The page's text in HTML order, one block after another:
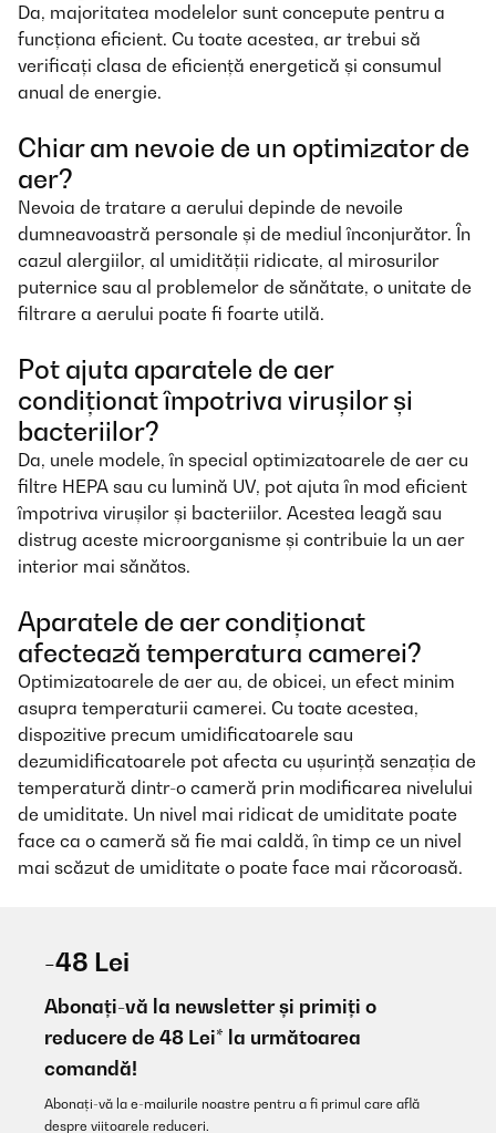
Da, majoritatea modelelor sunt concepute pentru a
funcționa eficient. Cu toate acestea, ar trebui să
verificați clasa de eficiență energetică și consumul
anual de energie.
Chiar am nevoie de un optimizator de
aer?
Nevoia de tratare a aerului depinde de nevoile
dumneavoastră personale și de mediul înconjurător. În
cazul alergiilor, al umidității ridicate, al mirosurilor
puternice sau al problemelor de sănătate, o unitate de
filtrare a aerului poate fi foarte utilă.
Pot ajuta aparatele de aer
condiționat împotriva virușilor și
bacteriilor?
Da, unele modele, în special optimizatoarele de aer cu
filtre HEPA sau cu lumină UV, pot ajuta în mod eficient
împotriva virușilor și bacteriilor. Acestea leagă sau
distrug aceste microorganisme și contribuie la un aer
interior mai sănătos.
Aparatele de aer condiționat
afectează temperatura camerei?
Optimizatoarele de aer au, de obicei, un efect minim
asupra temperaturii camerei. Cu toate acestea,
dispozitive precum umidificatoarele sau
dezumidificatoarele pot afecta cu ușurință senzația de
temperatură dintr-o cameră prin modificarea nivelului
de umiditate. Un nivel mai ridicat de umiditate poate
face ca o cameră să fie mai caldă, în timp ce un nivel
mai scăzut de umiditate o poate face mai răcoroasă.
-48 Lei
Abonați-vă la newsletter și primiți o
reducere de 48 Lei* la următoarea
comandă!
Abonați-vă la e-mailurile noastre pentru a fi primul care află
despre viitoarele reduceri.